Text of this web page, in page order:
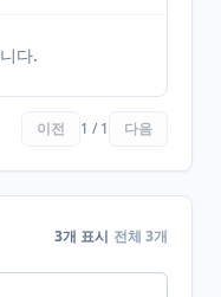
다.
이전 1 / 1 다음
3개 표시 전체 3개